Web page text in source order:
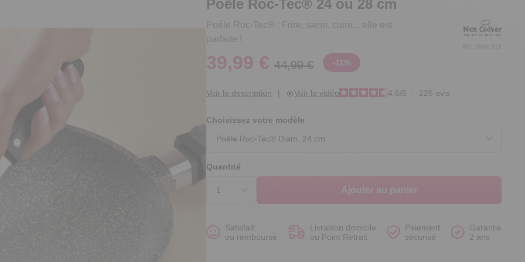
Voir le produit
Voir le produit
Voir le produit
Voir le produit
Poêle Roc-Tec® 24 ou 28 cm
Poêle Roc-Tec® : Frire, saisir, cuire... elle est
parfaite !
Réf. 3884.319
39,99 € 44,99 € -11 %
Voir la description | Voir la vidéo 4.6/5 - 226 avis
Choisissez votre modèle
Quantité
Ajouter au panier
Satisfait
ou remboursé
Livraison domicile
ou Point Retrait
Paiement
sécurisé
Garantie
2 ans